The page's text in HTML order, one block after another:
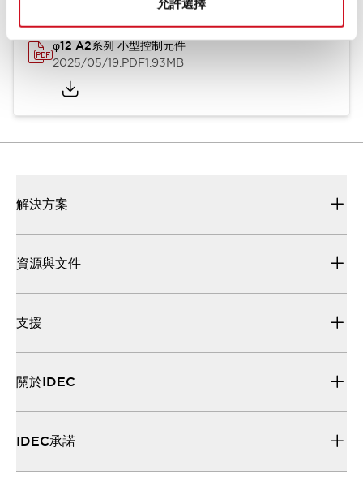
允許選擇
φ12 A2系列 小型控制元件
2025/05/19.PDF1.93MB
解決方案
資源與文件
支援
關於IDEC
IDEC承諾